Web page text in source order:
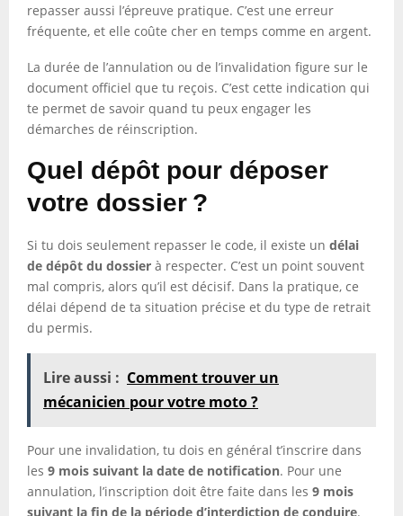
repasser aussi l’épreuve pratique. C’est une erreur
fréquente, et elle coûte cher en temps comme en argent.
La durée de l’annulation ou de l’invalidation figure sur le
document officiel que tu reçois. C’est cette indication qui
te permet de savoir quand tu peux engager les
démarches de réinscription.
Quel dépôt pour déposer
votre dossier ?
Si tu dois seulement repasser le code, il existe un délai
de dépôt du dossier à respecter. C’est un point souvent
mal compris, alors qu’il est décisif. Dans la pratique, ce
délai dépend de ta situation précise et du type de retrait
du permis.
Lire aussi : Comment trouver un
mécanicien pour votre moto ?
Pour une invalidation, tu dois en général t’inscrire dans
les 9 mois suivant la date de notification. Pour une
annulation, l’inscription doit être faite dans les 9 mois
suivant la fin de la période d’interdiction de conduire.